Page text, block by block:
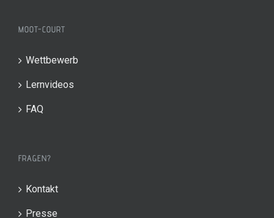
MOOT-COURT
Wettbewerb
Lernvideos
FAQ
FRAGEN?
Kontakt
Presse